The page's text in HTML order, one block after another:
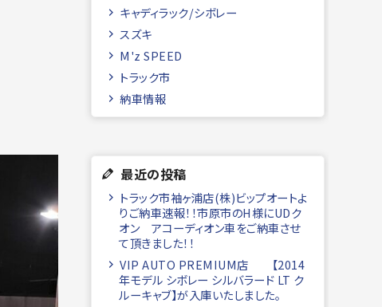
キャディラック/シボレー
スズキ
M'z SPEED
トラック市
納車情報
最近の投稿
トラック市袖ヶ浦店(株)ビップオートよ
りご納車速報！！市原市のH様にUDク
オン アコーディオン車をご納車させ
て頂きました！！
VIP AUTO PREMIUM店 【2014
年モデル シボレー シルバラード LT ク
ルーキャブ】が入庫いたしました。